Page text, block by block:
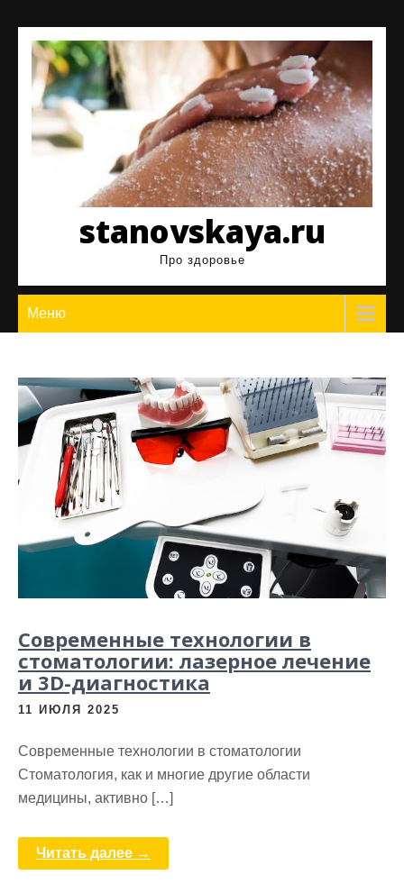
содержимому
stanovskaya.ru
Про здоровье
Меню
Современные технологии в
стоматологии: лазерное лечение
и 3D-диагностика
11 ИЮЛЯ 2025
Современные технологии в стоматологии
Стоматология, как и многие другие области
медицины, активно […]
Читать далее →